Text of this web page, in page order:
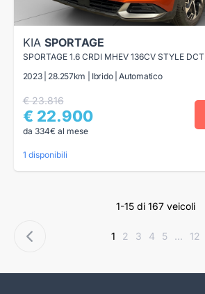
KIA SPORTAGE
SPORTAGE 1.6 CRDI MHEV 136CV STYLE DCT
2023 | 28.257km | Ibrido | Automatico
€ 23.816
€ 22.900
da 334€ al mese
1 disponibili
1-15 di 167 veicoli
1 2 3 4 5 ... 12